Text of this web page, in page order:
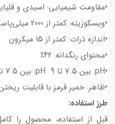
•مقاومت شیمیایی: اسیدی و
•ویسکوزیته: کمتر از 2000 میلی‌پاسکال-ثانیه
•اندازه ذرات: کمتر از 15 میکرون
•محتوای رنگدانه: 42٪
•pH: بین 7.5 تا 9 pH: بین 7.5 تا 9
•ظاهر: خمیر قرمز با قابلیت
طرز استفاده:
قبل از استفاده، محصول را